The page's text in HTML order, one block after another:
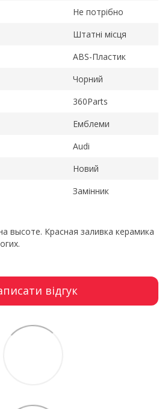
Не потрібно
Штатні місця
ABS-Пластик
Чорний
360Parts
Емблеми
Audi
Новий
Замінник
высоте. Красная заливка керамика
відгук